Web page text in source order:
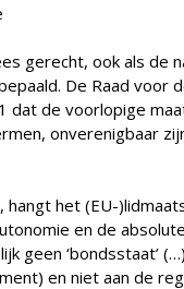
gerecht, ook als de
De Raad voor
dat de voorlopige
onverenigbaar
het (EU-
en de absolute
geen ‘bondsstaat’
en niet aan de